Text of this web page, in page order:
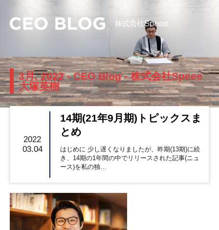
3月, 2022 - CEO Blog - 株式会社Speee
大塚英樹
2022
03.04
14期(21年9月期)トピックスま
とめ
はじめに 少し遅くなりましたが、昨期(13期)に続
き、14期の1年間の中でリリースされた記事(ニュ
ース)を私の独…